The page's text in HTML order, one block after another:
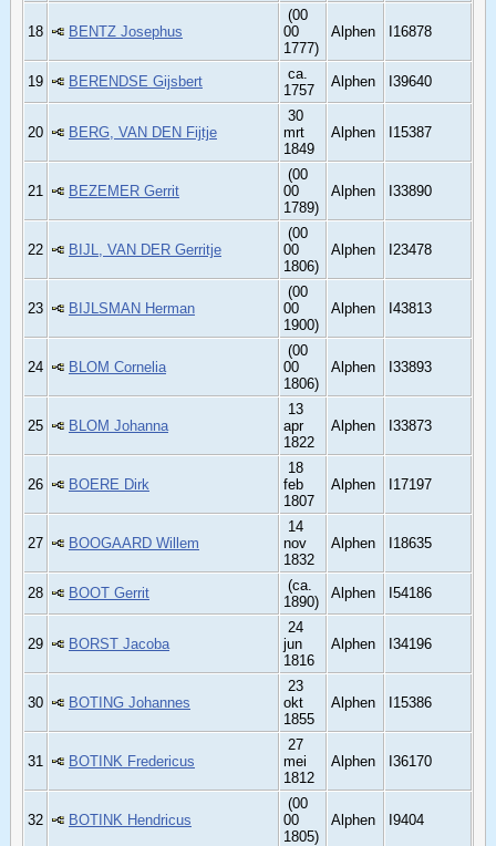
18 BENTZ Josephus
(00
00
1777)
Alphen I16878
19 BERENDSE Gijsbert
ca.
1757
Alphen I39640
20 BERG, VAN DEN Fijtje
30
mrt
1849
Alphen I15387
21 BEZEMER Gerrit
(00
00
1789)
Alphen I33890
22 BIJL, VAN DER Gerritje
(00
00
1806)
Alphen I23478
23 BIJLSMAN Herman
(00
00
1900)
Alphen I43813
24 BLOM Cornelia
(00
00
1806)
Alphen I33893
25 BLOM Johanna
13
apr
1822
Alphen I33873
26 BOERE Dirk
18
feb
1807
Alphen I17197
27 BOOGAARD Willem
14
nov
1832
Alphen I18635
28 BOOT Gerrit
(ca.
1890)
Alphen I54186
29 BORST Jacoba
24
jun
1816
Alphen I34196
30 BOTING Johannes
23
okt
1855
Alphen I15386
31 BOTINK Fredericus
27
mei
1812
Alphen I36170
32 BOTINK Hendricus
(00
00
1805)
Alphen I9404